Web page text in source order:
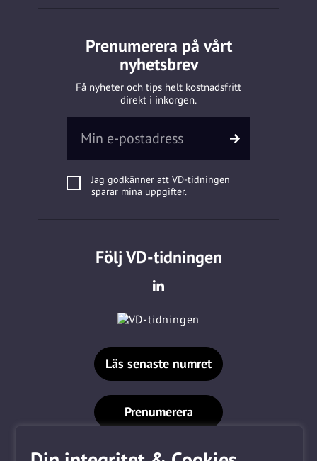
Prenumerera på vårt
nyhetsbrev
Få nyheter och tips helt kostnadsfritt
direkt i inkorgen.
Jag godkänner att VD-tidningen
sparar mina uppgifter.
Följ VD-tidningen
Läs senaste numret
Prenumerera